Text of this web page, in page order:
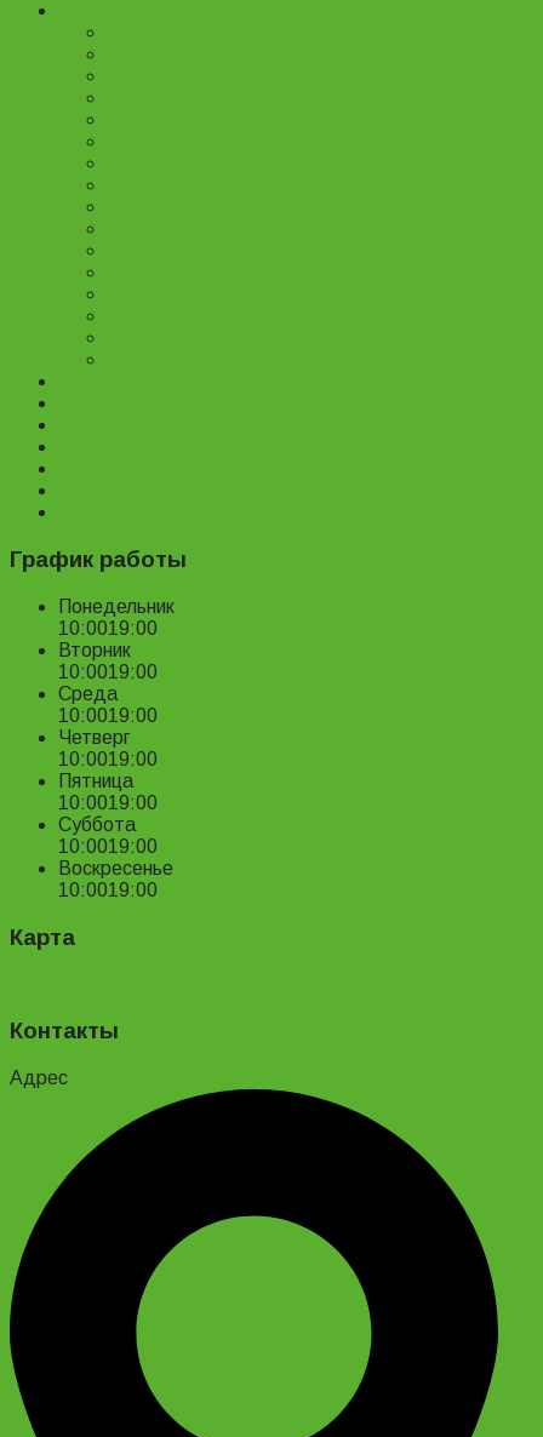
График работы
Понедельник
10:0019:00
Вторник
10:0019:00
Среда
10:0019:00
Четверг
10:0019:00
Пятница
10:0019:00
Суббота
10:0019:00
Воскресенье
10:0019:00
Карта
Контакты
Адрес